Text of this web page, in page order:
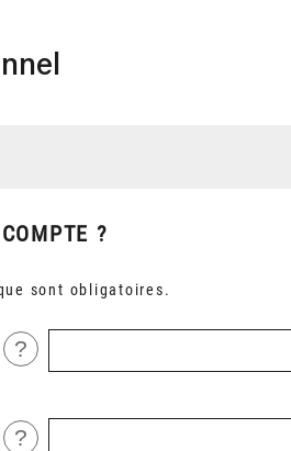
?
sont obligatoires.
?
?